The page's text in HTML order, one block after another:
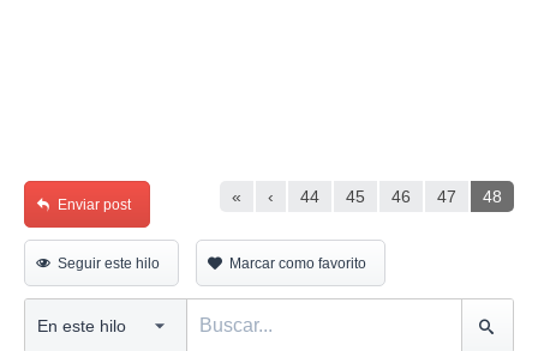
« ‹ 44 45 46 47 48
Enviar post
Seguir este hilo Marcar como favorito